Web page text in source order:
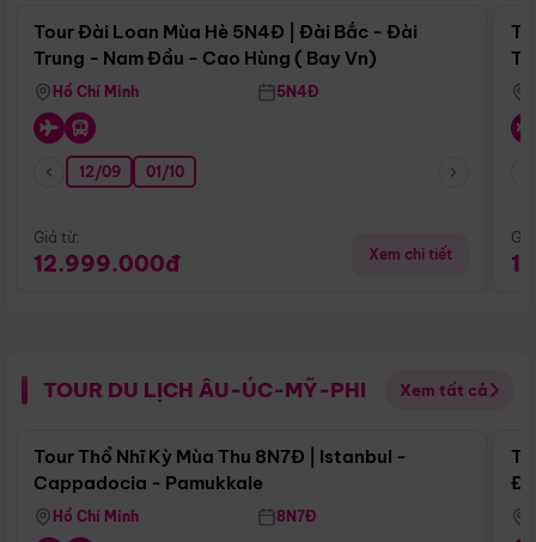
Tour Đài Loan Mùa Hè 5N4Đ | Đài Bắc - Đài
Trung - Nam Đầu - Cao Hùng ( Bay Vn)
Hồ Chí Minh 5N4Đ
12/09 01/10
Giá từ:
12.999.000đ Xem chi tiết
TOUR DU LỊCH ÂU-ÚC-MỸ-PHI Xem tất cả
Điểm nổi bật
Tour Thổ Nhĩ Kỳ Mùa Thu 8N7Đ | Istanbul -
Cappadocia - Pamukkale
Hồ Chí Minh 8N7Đ